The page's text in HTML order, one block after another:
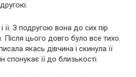
її. З подругою вона до сих пір
Після цього довго було все тихо.
якась дівчина і скинула її
спонукає її до близькості.